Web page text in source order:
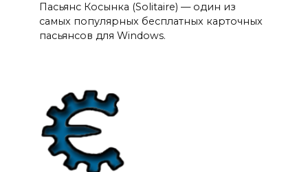
Пасьянс Косынка (Solitaire) — один из
самых популярных бесплатных карточных
пасьянсов для Windows.